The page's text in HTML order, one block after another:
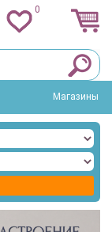
0
Магазины